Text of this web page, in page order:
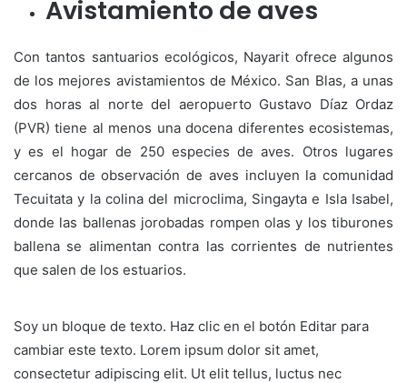
Avistamiento de aves
Con tantos santuarios ecológicos, Nayarit ofrece algunos
de los mejores avistamientos de México. San Blas, a unas
dos horas al norte del aeropuerto Gustavo Díaz Ordaz
(PVR) tiene al menos una docena diferentes ecosistemas,
y es el hogar de 250 especies de aves. Otros lugares
cercanos de observación de aves incluyen la comunidad
Tecuitata y la colina del microclima, Singayta e Isla Isabel,
donde las ballenas jorobadas rompen olas y los tiburones
ballena se alimentan contra las corrientes de nutrientes
que salen de los estuarios.
Soy un bloque de texto. Haz clic en el botón Editar para
cambiar este texto. Lorem ipsum dolor sit amet,
consectetur adipiscing elit. Ut elit tellus, luctus nec